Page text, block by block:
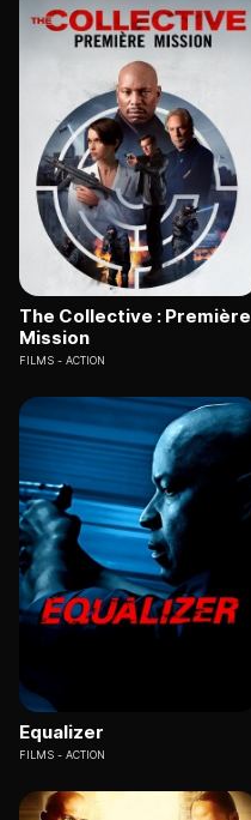
The Collective : Première
Mission
FILMS ACTION
Equalizer
FILMS ACTION